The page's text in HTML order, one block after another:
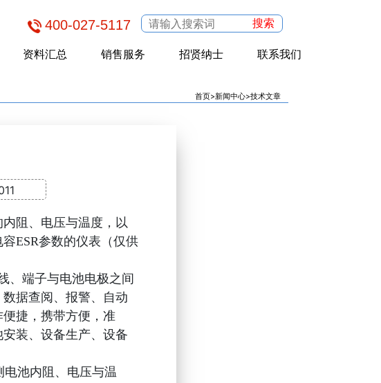
400-027-5117 搜索
资料汇总 销售服务 招贤纳士 联系我们
首页>新闻中心>技术文章
阻、电压与温度，以
ESR参数的仪表（仅供
、端子与电池电极之间
据查阅、报警、自动
捷，携带方便，准
装、设备生产、设备
池内阻、电压与温